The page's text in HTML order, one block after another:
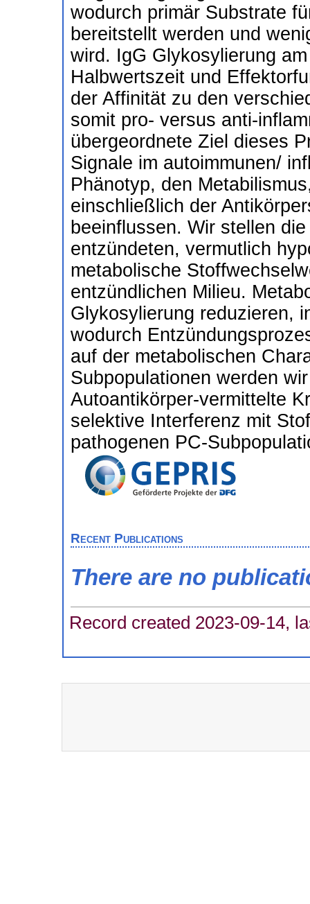
wodurch primär Substrate
bereitstellt werden und
wird. IgG Glykosylierung
Halbwertszeit und
der Affinität zu den
somit pro- versus anti-
übergeordnete Ziel dieses
Signale im autoimmunen/
Phänotyp, den
einschließlich der
beeinflussen. Wir stellen
entzündeten, vermutlich
metabolische
entzündlichen Milieu.
Glykosylierung reduzieren,
wodurch
auf der metabolischen
Subpopulationen werden
Autoantikörper-vermittelte
selektive Interferenz mit
pathogenen PC-
Recent Publications
There are no
Record created 2023-09-14,